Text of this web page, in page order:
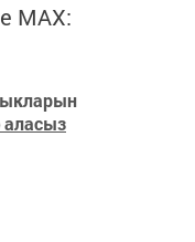
MАХ:
аласыз